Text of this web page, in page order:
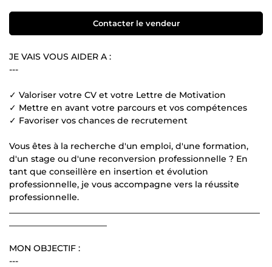
Contacter le vendeur
JE VAIS VOUS AIDER A :
---
✓ Valoriser votre CV et votre Lettre de Motivation
✓ Mettre en avant votre parcours et vos compétences
✓ Favoriser vos chances de recrutement
Vous êtes à la recherche d'un emploi, d'une formation,
d'un stage ou d'une reconversion professionnelle ? En
tant que conseillère en insertion et évolution
professionnelle, je vous accompagne vers la réussite
professionnelle.
MON OBJECTIF :
---